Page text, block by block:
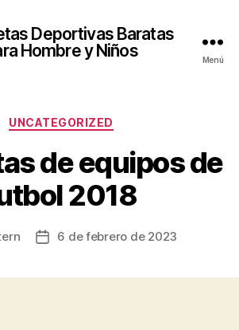
Deportivas Baratas
Hombre y Niños
Menú
Categorías
UNCATEGORIZED
de equipos de
2018
Fecha6 de febrero de 2023